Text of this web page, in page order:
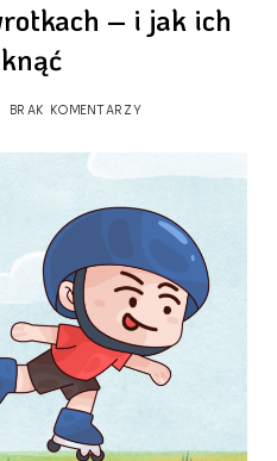
– i jak ich
BRAK KOMENTARZY